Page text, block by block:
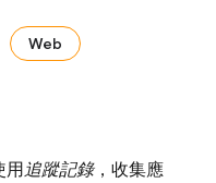
Web
用追蹤記錄，收集應